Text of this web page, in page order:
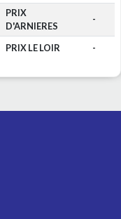
PRIX
D'ARNIERES
-
PRIX LE LOIR -